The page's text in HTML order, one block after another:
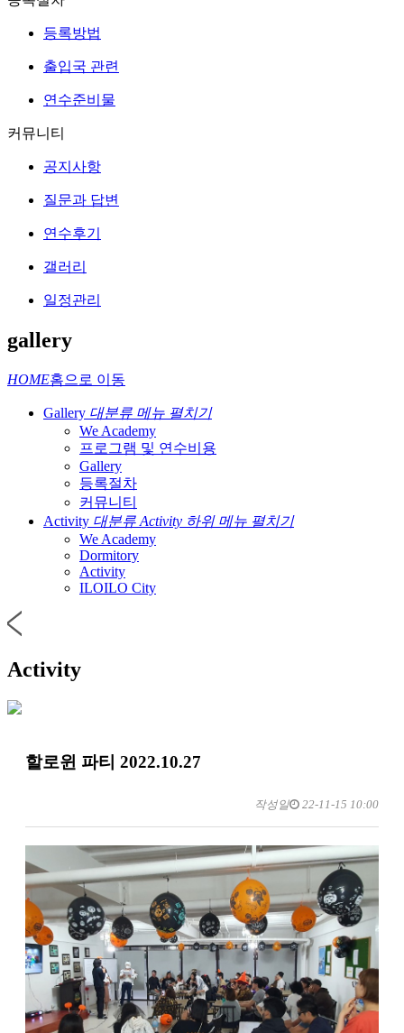
등록방법
출입국 관련
연수준비물
커뮤니티
공지사항
질문과 답변
연수후기
갤러리
일정관리
gallery
HOME홈으로 이동
Gallery 대분류 메뉴 펼치기
We Academy
프로그램 및 연수비용
Gallery
등록절차
커뮤니티
Activity 대분류 Activity 하위 메뉴 펼치기
We Academy
Dormitory
Activity
ILOILO City
Activity
할로윈 파티 2022.10.27
작성일 22-11-15 10:00